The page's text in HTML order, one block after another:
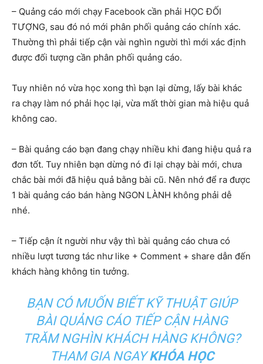
– Quảng cáo mới chạy Facebook cần phải HỌC ĐỐI
TƯỢNG, sau đó nó mới phân phối quảng cáo chính xác.
Thường thì phải tiếp cận vài nghìn người thì mới xác định
được đối tượng cần phân phối quảng cáo.
Tuy nhiên nó vừa học xong thì bạn lại dừng, lấy bài khác
ra chạy làm nó phải học lại, vừa mất thời gian mà hiệu quả
không cao.
– Bài quảng cáo bạn đang chạy nhiều khi đang hiệu quả ra
đơn tốt. Tuy nhiên bạn dừng nó đi lại chạy bài mới, chưa
chắc bài mới đã hiệu quả bằng bài cũ. Nên nhớ để ra được
1 bài quảng cáo bán hàng NGON LÀNH không phải dễ
nhé.
– Tiếp cận ít người như vậy thì bài quảng cáo chưa có
nhiều lượt tương tác như like + Comment + share dẫn đến
khách hàng không tin tưởng.
BẠN CÓ MUỐN BIẾT KỸ THUẬT GIÚP
BÀI QUẢNG CÁO TIẾP CẬN HÀNG
TRĂM NGHÌN KHÁCH HÀNG KHÔNG?
THAM GIA NGAYKHÓA HỌC